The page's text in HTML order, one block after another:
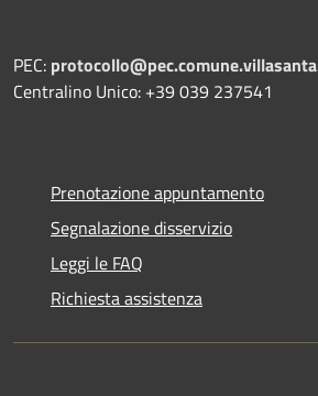
PEC:
Centralino Unico: +39 039 237541
Prenotazione appuntamento
Segnalazione disservizio
Leggi le FAQ
Richiesta assistenza